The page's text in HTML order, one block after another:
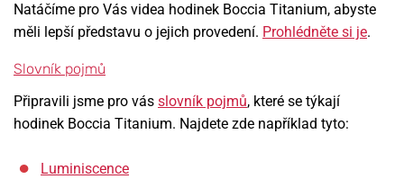
Natáčíme pro Vás videa hodinek Boccia Titanium, abyste
měli lepší představu o jejich provedení. Prohlédněte si je.
Slovník pojmů
Připravili jsme pro vás slovník pojmů, které se týkají
hodinek Boccia Titanium. Najdete zde například tyto:
Luminiscence